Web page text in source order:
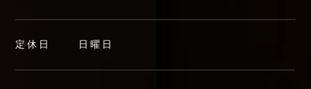
定休日 日曜日